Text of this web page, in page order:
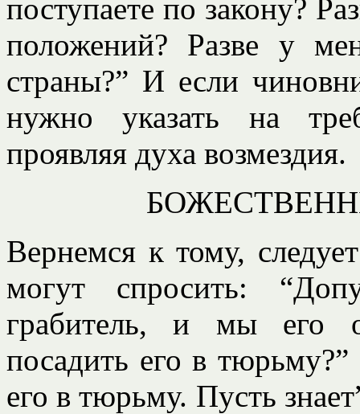
поступаете по закону?
положений? Разве у
страны?” И если
нужно указать на
проявляя духа возмездия.
Вернемся к тому,
могут спросить:
грабитель, и мы его
посадить его в
его в тюрьму. Пусть